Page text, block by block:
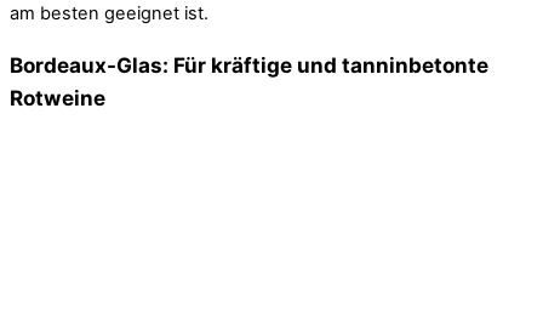
am besten geeignet ist.
Bordeaux-Glas: Für kräftige und tanninbetonte
Rotweine